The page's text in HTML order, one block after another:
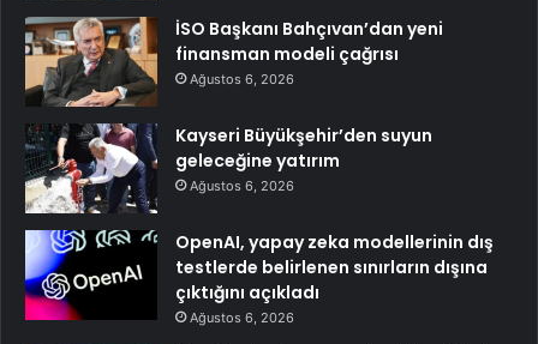
İSO Başkanı Bahçıvan’dan yeni
finansman modeli çağrısı
Ağustos 6, 2026
Kayseri Büyükşehir’den suyun
geleceğine yatırım
Ağustos 6, 2026
OpenAI, yapay zeka modellerinin dış
testlerde belirlenen sınırların dışına
çıktığını açıkladı
Ağustos 6, 2026